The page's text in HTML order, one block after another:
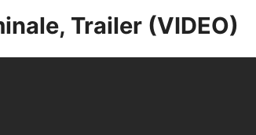
Trailer (VIDEO)